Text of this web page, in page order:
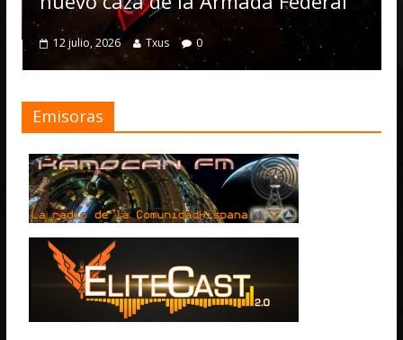
12 julio, 2026 Txus 0
Emisoras